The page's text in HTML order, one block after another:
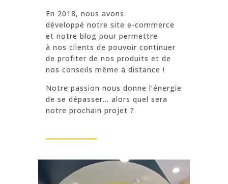
En 2018, nous avons
développé notre site e-commerce
et notre blog pour permettre
à nos clients de pouvoir continuer
de profiter de nos produits et de
nos conseils même à distance !
Notre passion nous donne l’énergie
de se dépasser… alors quel sera
notre prochain projet ?